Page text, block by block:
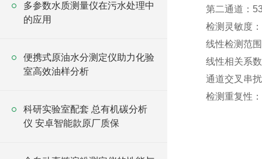
第二通道：
检测灵敏度
线性检测范
线性相关系
通道交叉串
检测重复性
多参数水质测量仪在污水处理中
的应用
便携式原油水分测定仪助力化验
室高效油样分析
科研实验室配套 总有机碳分析
仪 安卓智能款原厂质保